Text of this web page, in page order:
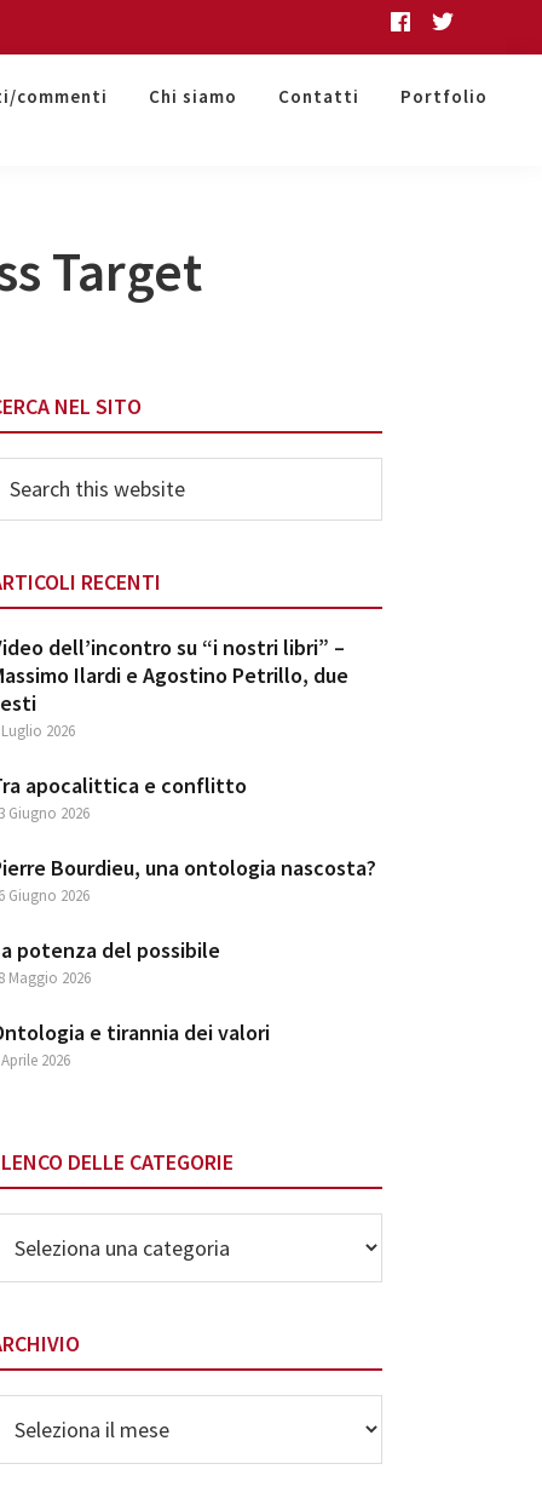
commenti Chi siamo Contatti Portfolio
Target
NEL SITO
this
RECENTI
dell’incontro su “i nostri libri” –
Ilardi e Agostino Petrillo, due
2026
apocalittica e conflitto
Giugno 2026
Bourdieu, una ontologia nascosta?
Giugno 2026
potenza del possibile
Maggio 2026
e tirannia dei valori
2026
DELLE CATEGORIE
delle